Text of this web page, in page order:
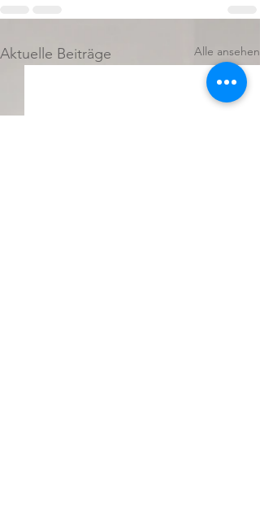
Aktuelle Beiträge Alle ansehen